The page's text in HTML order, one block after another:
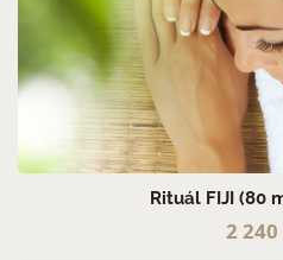
Rituál FIJI (80
2 240